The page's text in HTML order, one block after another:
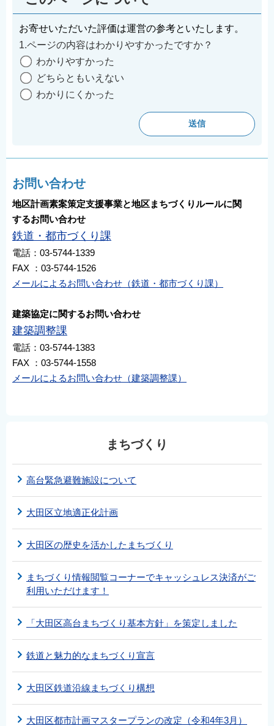
お寄せいただいた評価は運営の参考といたします。
1.ページの内容はわかりやすかったですか？
わかりやすかった
どちらともいえない
わかりにくかった
お問い合わせ
地区計画素案策定支援事業と地区まちづくりルールに関
するお問い合わせ
鉄道・都市づくり課
電話：03-5744-1339
FAX ：03-5744-1526
メールによるお問い合わせ（鉄道・都市づくり課）
建築協定に関するお問い合わせ
建築調整課
電話：03-5744-1383
FAX ：03-5744-1558
メールによるお問い合わせ（建築調整課）
まちづくり
高台緊急避難施設について
大田区立地適正化計画
大田区の歴史を活かしたまちづくり
まちづくり情報閲覧コーナーでキャッシュレス決済がご
利用いただけます！
「大田区高台まちづくり基本方針」を策定しました
鉄道と魅力的なまちづくり宣言
大田区鉄道沿線まちづくり構想
大田区都市計画マスタープランの改定（令和4年3月）